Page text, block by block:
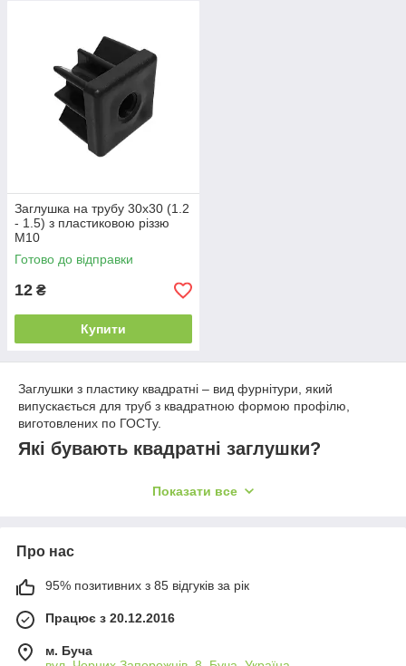
Заглушка на трубу 30х30 (1.2
- 1.5) з пластиковою різзю
М10
Готово до відправки
12 ₴
Купити
Заглушки з пластику квадратні – вид фурнітури, який
випускається для труб з квадратною формою профілю,
виготовлених по ГОСТу.
Які бувають квадратні заглушки?
Розмір;
Поверхня капелюшка;
Колір.
Показати все
Про нас
95% позитивних з 85 відгуків за рік
Працює з 20.12.2016
м. Буча